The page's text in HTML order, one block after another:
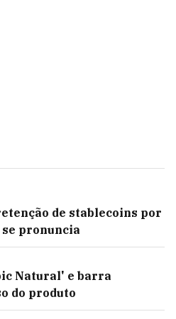
de stablecoins por
pronuncia
Natural' e barra
do produto